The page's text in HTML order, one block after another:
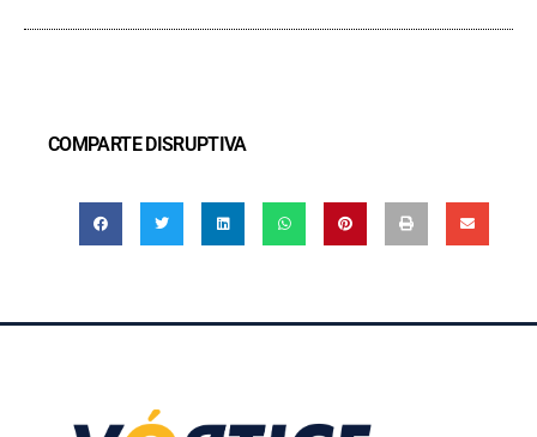
COMPARTE DISRUPTIVA